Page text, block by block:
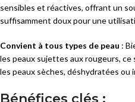
sensibles et réactives, offrant un
suffisamment doux pour une
Convient à tous types de peau :
les peaux sujettes aux rougeurs,
les peaux sèches, déshydratées
Bénéfices clés :